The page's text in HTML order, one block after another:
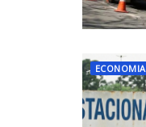
ECONOMIA